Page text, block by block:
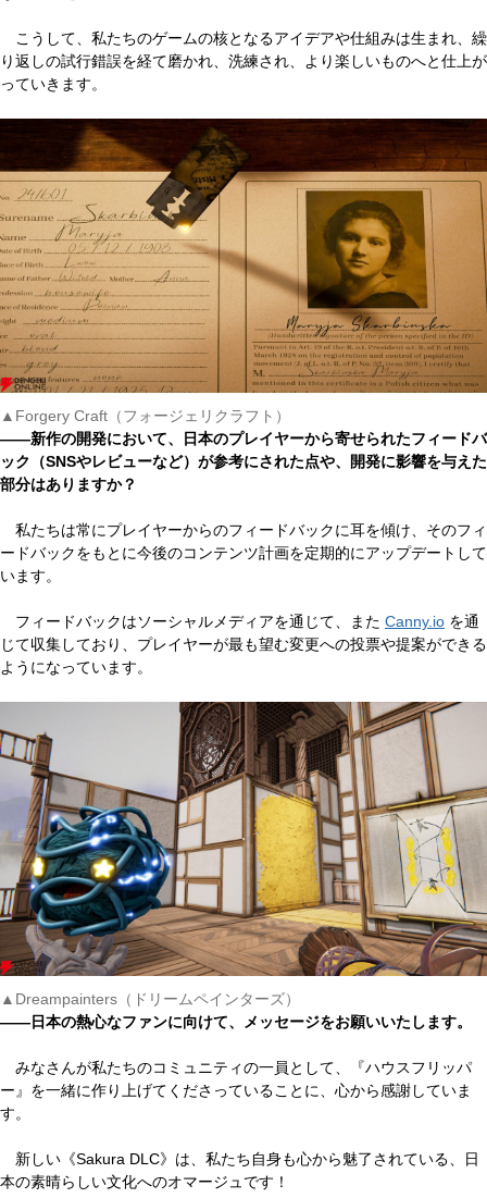
こうして、私たちのゲームの核となるアイデアや仕組みは生まれ、繰
り返しの試行錯誤を経て磨かれ、洗練され、より楽しいものへと仕上が
っていきます。
▲Forgery Craft（フォージェリクラフト）
――新作の開発において、日本のプレイヤーから寄せられたフィードバ
ック（SNSやレビューなど）が参考にされた点や、開発に影響を与えた
部分はありますか？
私たちは常にプレイヤーからのフィードバックに耳を傾け、そのフィ
ードバックをもとに今後のコンテンツ計画を定期的にアップデートして
います。
フィードバックはソーシャルメディアを通じて、また Canny.io を通
じて収集しており、プレイヤーが最も望む変更への投票や提案ができる
ようになっています。
▲Dreampainters（ドリームペインターズ）
――日本の熱心なファンに向けて、メッセージをお願いいたします。
みなさんが私たちのコミュニティの一員として、『ハウスフリッパ
ー』を一緒に作り上げてくださっていることに、心から感謝していま
す。
新しい《Sakura DLC》は、私たち自身も心から魅了されている、日
本の素晴らしい文化へのオマージュです！